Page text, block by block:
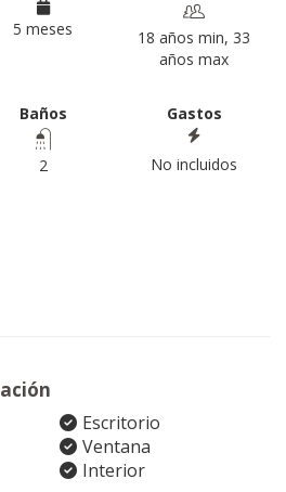
5 meses
18 años min, 33
años max
Baños
2
Gastos
No incluidos
Escritorio
Ventana
Interior